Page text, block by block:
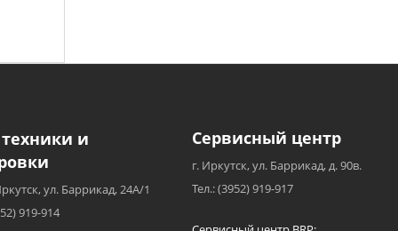
и
ул. Баррикад, 24А/1
919-914
Сервисный центр
г. Иркутск, ул. Баррикад, д. 90в.
Тел.: (3952) 919-917